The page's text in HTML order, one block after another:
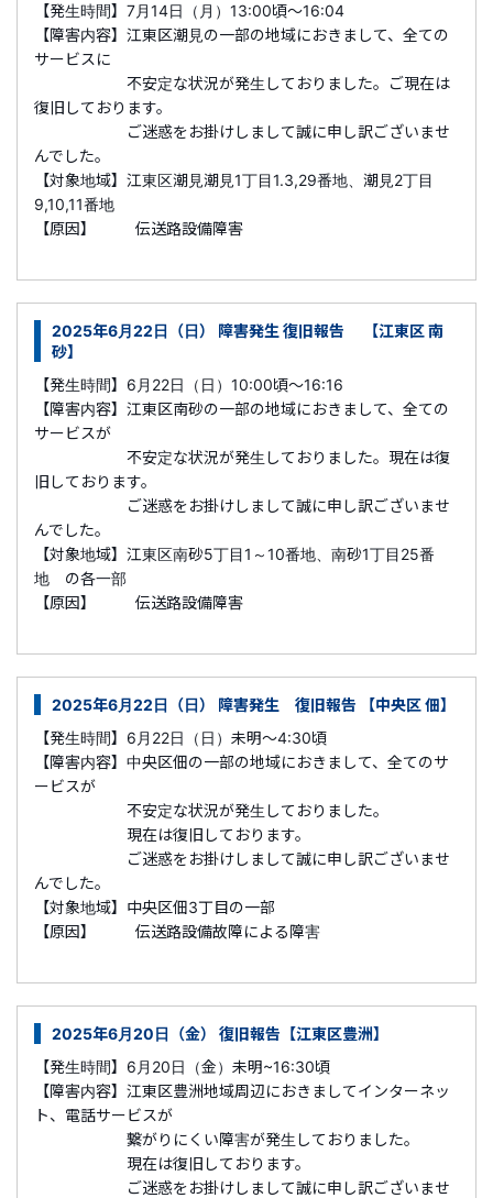
【発生時間】7月14日（月）13:00頃～16:04
【障害内容】江東区潮見の一部の地域におきまして、全ての
サービスに
不安定な状況が発生しておりました。ご現在は
復旧しております。
ご迷惑をお掛けしまして誠に申し訳ございませ
んでした。
【対象地域】江東区潮見潮見1丁目1.3,29番地、潮見2丁目
9,10,11番地
【原因】 伝送路設備障害
2025年6月22日（日） 障害発生 復旧報告 【江東区 南
砂】
【発生時間】6月22日（日）10:00頃～16:16
【障害内容】江東区南砂の一部の地域におきまして、全ての
サービスが
不安定な状況が発生しておりました。現在は復
旧しております。
ご迷惑をお掛けしまして誠に申し訳ございませ
んでした。
【対象地域】江東区南砂5丁目1 ～10番地、南砂1丁目25番
地 の各一部
【原因】 伝送路設備障害
2025年6月22日（日） 障害発生 復旧報告 【中央区 佃】
【発生時間】6月22日（日）未明～4:30頃
【障害内容】中央区佃の一部の地域におきまして、全てのサ
ービスが
不安定な状況が発生しておりました。
現在は復旧しております。
ご迷惑をお掛けしまして誠に申し訳ございませ
んでした。
【対象地域】中央区佃3丁目の一部
【原因】 伝送路設備故障による障害
2025年6月20日（金） 復旧報告【江東区豊洲】
【発生時間】6月20日（金）未明~16:30頃
【障害内容】江東区豊洲地域周辺におきましてインターネッ
ト、電話サービスが
繋がりにくい障害が発生しておりました。
現在は復旧しております。
ご迷惑をお掛けしまして誠に申し訳ございませ